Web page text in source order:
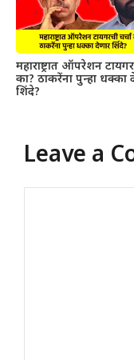
महाराष्ट्रात ऑपरेशन
का? ठाकरेंना पुन्हा धक्का
शिंदे?
Leave a